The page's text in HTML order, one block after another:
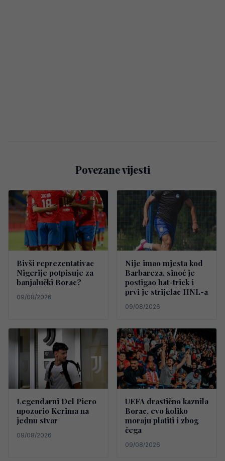
Povezane vijesti
Bivši reprezentativac
Nigerije potpisuje za
banjalučki Borac?
09/08/2026
Nije imao mjesta kod
Barbareza, sinoć je
postigao hat-trick i
prvi je strijelac HNL-a
09/08/2026
Legendarni Del Piero
upozorio Kerima na
jednu stvar
09/08/2026
UEFA drastično kaznila
Borac, evo koliko
moraju platiti i zbog
čega
09/08/2026